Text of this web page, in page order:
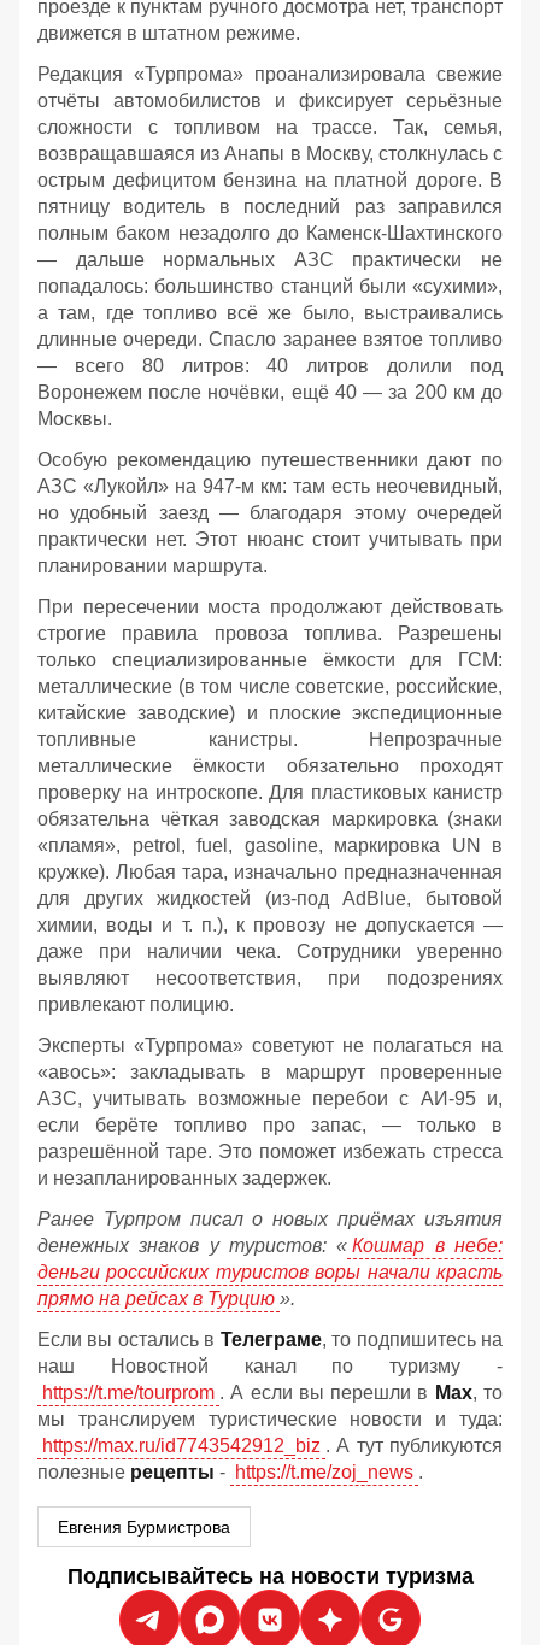
проезде к пунктам ручного досмотра нет, транспорт
движется в штатном режиме.
Редакция «Турпрома» проанализировала свежие
отчёты автомобилистов и фиксирует серьёзные
сложности с топливом на трассе. Так, семья,
возвращавшаяся из Анапы в Москву, столкнулась с
острым дефицитом бензина на платной дороге. В
пятницу водитель в последний раз заправился
полным баком незадолго до Каменск‑Шахтинского
— дальше нормальных АЗС практически не
попадалось: большинство станций были «сухими»,
а там, где топливо всё же было, выстраивались
длинные очереди. Спасло заранее взятое топливо
— всего 80 литров: 40 литров долили под
Воронежем после ночёвки, ещё 40 — за 200 км до
Москвы.
Особую рекомендацию путешественники дают по
АЗС «Лукойл» на 947‑м км: там есть неочевидный,
но удобный заезд — благодаря этому очередей
практически нет. Этот нюанс стоит учитывать при
планировании маршрута.
При пересечении моста продолжают действовать
строгие правила провоза топлива. Разрешены
только специализированные ёмкости для ГСМ:
металлические (в том числе советские, российские,
китайские заводские) и плоские экспедиционные
топливные канистры. Непрозрачные
металлические ёмкости обязательно проходят
проверку на интроскопе. Для пластиковых канистр
обязательна чёткая заводская маркировка (знаки
«пламя», petrol, fuel, gasoline, маркировка UN в
кружке). Любая тара, изначально предназначенная
для других жидкостей (из‑под AdBlue, бытовой
химии, воды и т. п.), к провозу не допускается —
даже при наличии чека. Сотрудники уверенно
выявляют несоответствия, при подозрениях
привлекают полицию.
Эксперты «Турпрома» советуют не полагаться на
«авось»: закладывать в маршрут проверенные
АЗС, учитывать возможные перебои с АИ‑95 и,
если берёте топливо про запас, — только в
разрешённой таре. Это поможет избежать стресса
и незапланированных задержек.
Ранее Турпром писал о новых приёмах изъятия
денежных знаков у туристов: « Кошмар в небе:
деньги российских туристов воры начали красть
прямо на рейсах в Турцию ».
Если вы остались в Телеграме, то подпишитесь на
наш Новостной канал по туризму -
https://t.me/tourprom . А если вы перешли в Мах, то
мы транслируем туристические новости и туда:
https://max.ru/id7743542912_biz . А тут публикуются
полезные рецепты - https://t.me/zoj_news .
Евгения Бурмистрова
Подписывайтесь на новости туризма